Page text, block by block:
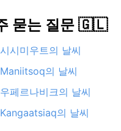
묻는 질문 🇬🇱
시시미우트의 날씨
Maniitsoq의 날씨
우페르나비크의 날씨
Kangaatsiaq의 날씨